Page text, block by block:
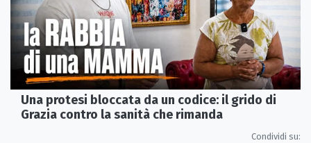
Una protesi bloccata da un codice: il grido di
Grazia contro la sanità che rimanda
Condividi su: